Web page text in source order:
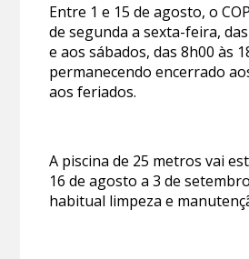
Entre 1 e 15 de agosto, o
de segunda a sexta-feira,
e aos sábados, das 8h00 às
permanecendo encerrado
aos feriados.
A piscina de 25 metros vai
16 de agosto a 3 de
habitual limpeza e